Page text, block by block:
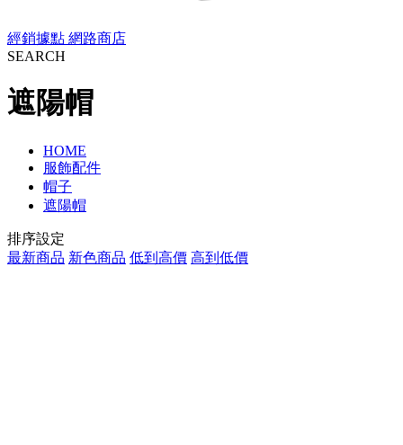
經銷據點 網路商店
SEARCH
遮陽帽
HOME
服飾配件
帽子
遮陽帽
排序設定
最新商品 新色商品 低到高價 高到低價